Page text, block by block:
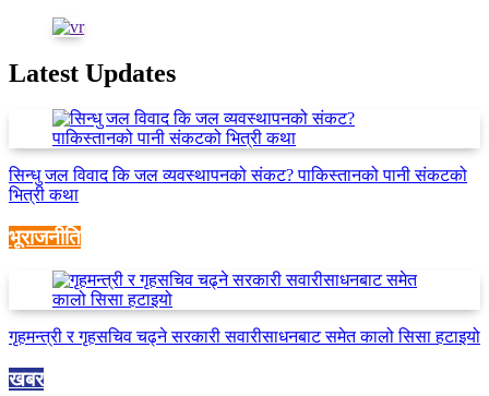
Latest Updates
सिन्धु जल विवाद कि जल व्यवस्थापनको संकट? पाकिस्तानको पानी संकटको
भित्री कथा
भूराजनीति
गृहमन्त्री र गृहसचिव चढ्ने सरकारी सवारीसाधनबाट समेत कालो सिसा हटाइयो
खबर